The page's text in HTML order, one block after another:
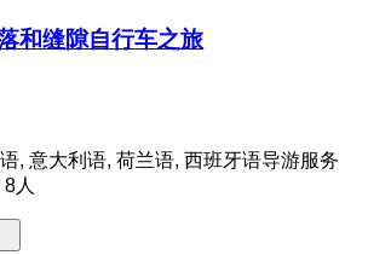
和缝隙自行车之旅
, 意大利语, 荷兰语, 西班牙语导游服务
人